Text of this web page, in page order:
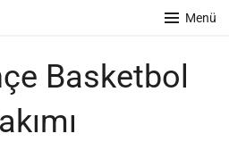
Menü
Basketbol